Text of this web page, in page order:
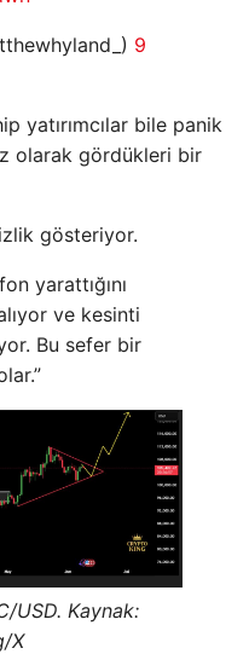
9
yatırımcılar bile panik
olarak gördükleri bir
gösteriyor.
yarattığını
ve kesinti
Bu sefer bir
USD. Kaynak:
X